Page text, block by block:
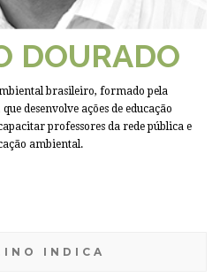
DOURADO
brasileiro, formado pela
desenvolve ações de educação
professores da rede pública e
ambiental.
INDICA